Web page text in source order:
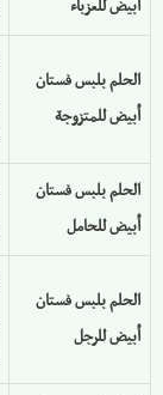
أبيض للعزباء
الحلم بلبس فستان
أبيض للمتزوجة
الحلم بلبس فستان
أبيض للحامل
الحلم بلبس فستان
أبيض للرجل